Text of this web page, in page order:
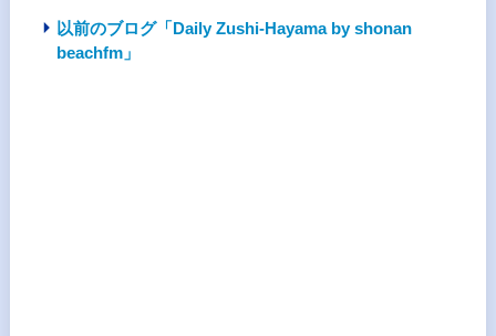
以前のブログ「Daily Zushi-Hayama by shonan
beachfm」